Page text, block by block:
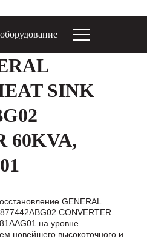
SINK
60KVA,
GENERAL
CONVERTER
на уровне
новейшего высокоточного и